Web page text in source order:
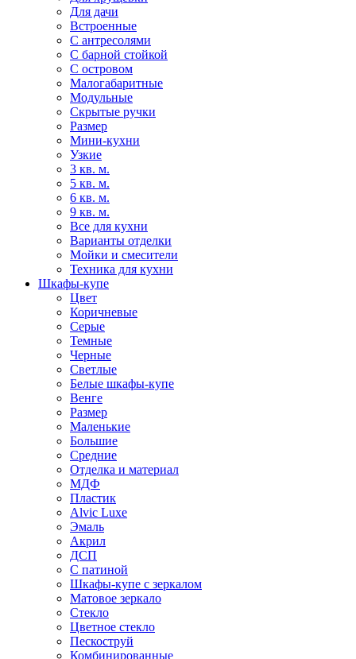
Для дачи
Встроенные
С антресолями
С барной стойкой
С островом
Малогабаритные
Модульные
Скрытые ручки
Размер
Мини-кухни
Узкие
3 кв. м.
5 кв. м.
6 кв. м.
9 кв. м.
Все для кухни
Варианты отделки
Мойки и смесители
Техника для кухни
Шкафы-купе
Цвет
Коричневые
Серые
Темные
Черные
Светлые
Белые шкафы-купе
Венге
Размер
Маленькие
Большие
Средние
Отделка и материал
МДФ
Пластик
Alvic Luxe
Эмаль
Акрил
ДСП
С патиной
Шкафы-купе с зеркалом
Матовое зеркало
Стекло
Цветное стекло
Пескоструй
Комбинированные